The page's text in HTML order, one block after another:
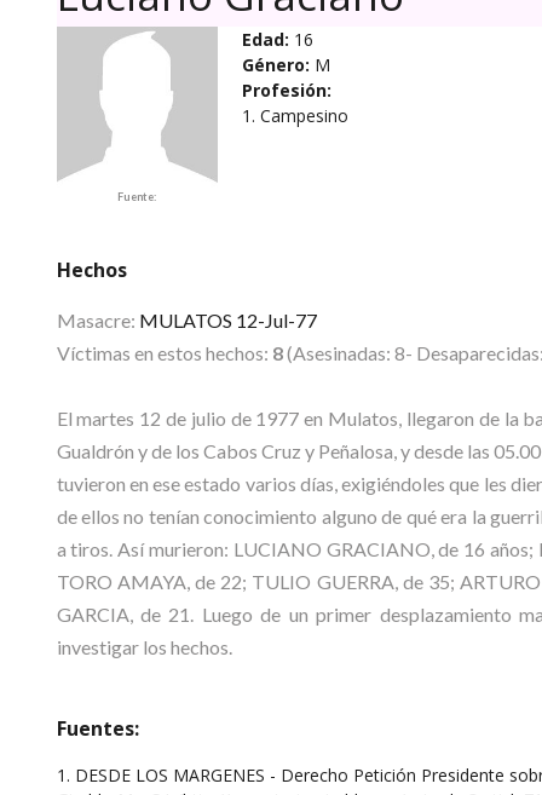
Fuente:
Edad: 16
Género: M
Profesión:
1. Campesino
Hechos
Masacre: MULATOS 12-Jul-77
Víctimas en estos hechos: 8(Asesinadas: 8-
El martes 12 de julio de 1977 en Mulatos, llegaron de la
Gualdrón y de los Cabos Cruz y Peñalosa, y desde las
tuvieron en ese estado varios días, exigiéndoles que les
de ellos no tenían conocimiento alguno de qué era la
a tiros. Así murieron: LUCIANO GRACIANO, de 16
TORO AMAYA, de 22; TULIO GUERRA, de 35;
GARCIA, de 21. Luego de un primer desplazamiento
investigar los hechos.
Fuentes:
1. DESDE LOS MARGENES - Derecho Petición Presidente